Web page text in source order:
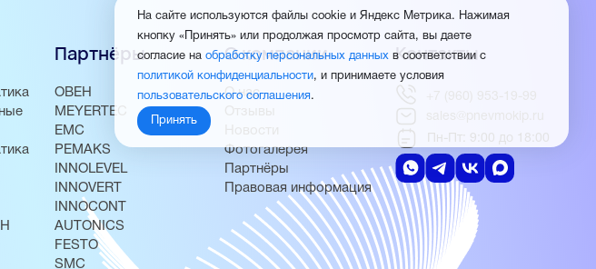
Партнёры
ОВЕН
MEYERTEC
EMC
PEMAKS
INNOLEVEL
INNOVERT
INNOCONT
AUTONICS
FESTO
SMC
О компании
О нас
Отзывы
Новости
Фотогалерея
Партнёры
Правовая информация
Контакты
+7 (960) 953-19-99
sales@pnevmokip.ru
Пн-Пт: 9:00 до 18:00
На сайте используются файлы cookie и Яндекс Метрика. Нажимая
кнопку «Принять» или продолжая просмотр сайта, вы даете
согласие на обработку персональных данных в соответствии с
политикой конфиденциальности, и принимаете условия
пользовательского соглашения.
Принять